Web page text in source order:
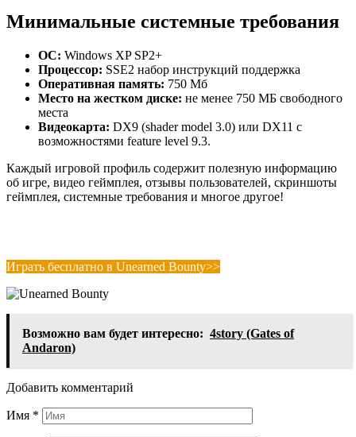
Минимальные системные требования
ОС: Windows XP SP2+
Процессор: SSE2 набор инструкций поддержка
Оперативная память: 750 Мб
Место на жестком диске: не менее 750 МБ свободного
места
Видеокарта: DX9 (shader model 3.0) или DX11 с
возможностями feature level 9.3.
Каждый игровой профиль содержит полезную информацию
об игре, видео геймплея, отзывы пользователей, скриншоты
геймплея, системные требования и многое другое!
Играть бесплатно в Unearned Bounty>>
Возможно вам будет интересно: 4story (Gates of
Andaron)
Добавить комментарий
Имя *